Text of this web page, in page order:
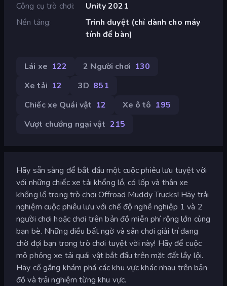
Công cụ trò chơi
Unity 2021
Nền tảng
Trình duyệt (chỉ dành cho máy
tính để bàn)
Lái xe 122 2 Người chơi 130
Xe tải 12 3D 851
Chiếc xe Quái vật 12 Xe ô tô 195
Vượt chướng ngại vật 215
Hãy sẵn sàng để bắt đầu một cuộc phiêu lưu tuyệt vời
với những chiếc xe tải khổng lồ, có lốp và thân xe
khổng lồ trong trò chơi Offroad Muddy Trucks! Hãy trải
nghiệm cuộc phiêu lưu với chế độ nghề nghiệp 1 và 2
người chơi hoặc chơi trên bản đồ miễn phí rộng lớn cùng
bạn bè. Những điều bất ngờ và sân chơi giải trí đang
chờ đợi bạn trong trò chơi tuyệt vời này! Hãy để cuộc
mô phỏng xe tải quái vật bắt đầu trên mặt đất lầy lội.
Hãy cố gắng khám phá các khu vực khác nhau trên bản
đồ và trải nghiệm từng khu vực.